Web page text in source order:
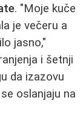
. "Moje kuče
je večeru a
jasno,"
i šetnji
da izazovu
oslanjaju na